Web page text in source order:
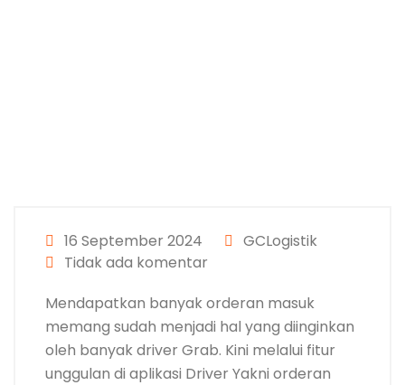
16 September 2024
GCLogistik
Tidak ada komentar
Mendapatkan banyak orderan masuk
memang sudah menjadi hal yang diinginkan
oleh banyak driver Grab. Kini melalui fitur
unggulan di aplikasi Driver Yakni orderan